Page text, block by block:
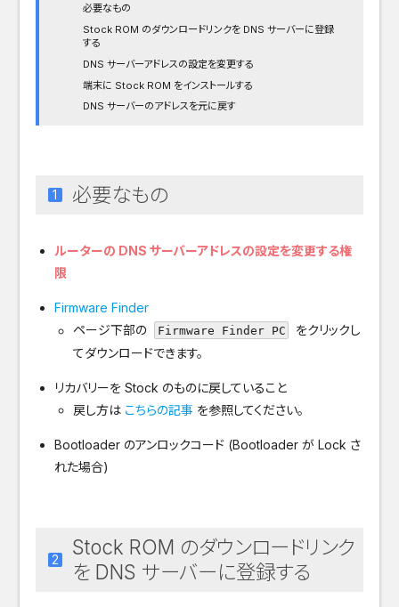
必要なもの
Stock ROM のダウンロードリンクを DNS サーバーに登録
する
DNS サーバーアドレスの設定を変更する
端末に Stock ROM をインストールする
DNS サーバーのアドレスを元に戻す
必要なもの
ルーターの DNS サーバーアドレスの設定を変更する権
限
Firmware Finder
ページ下部の
Firmware Finder PC
をクリックし
てダウンロードできます。
リカバリーを Stock のものに戻していること
戻し方は こちらの記事 を参照してください。
Bootloader のアンロックコード (Bootloader が Lock さ
れた場合)
Stock ROM のダウンロードリンク
を DNS サーバーに登録する